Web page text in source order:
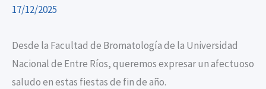
17/12/2025
Desde la Facultad de Bromatología de la Universidad
Nacional de Entre Ríos, queremos expresar un afectuoso
saludo en estas fiestas de fin de año.